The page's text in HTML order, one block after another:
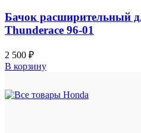
Бачок расширительный
Thunderace 96-01
2 500 ₽
В корзину